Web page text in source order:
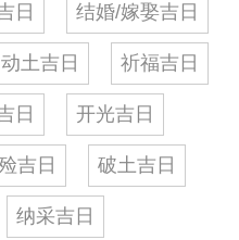
日 结婚/嫁娶吉日
动土吉日 祈福吉日
日 开光吉日
吉日 破土吉日
纳采吉日